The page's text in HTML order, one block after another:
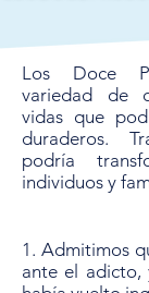
Los Doce
variedad de
vidas que
duraderos.
podría
individuos y
1. Admitimos
ante el adicto,